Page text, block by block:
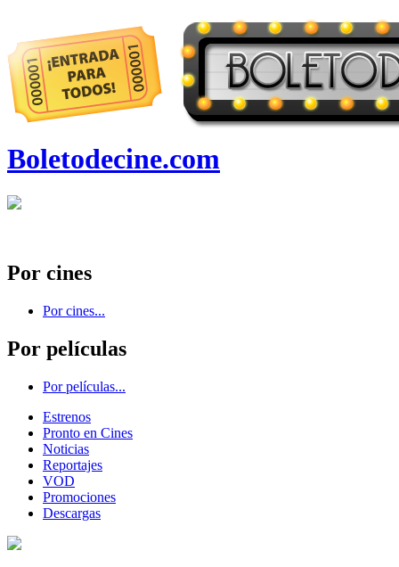
Boletodecine.com
Por cines
Por cines...
Por películas
Por películas...
Estrenos
Pronto en Cines
Noticias
Reportajes
VOD
Promociones
Descargas